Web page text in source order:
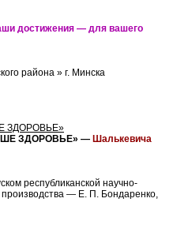
достижения — для вашего
района » г. Минска
ЗДОРОВЬЕ»
ЗДОРОВЬЕ» — Шалькевича
республиканской научно-
— Е. П. Бондаренко,